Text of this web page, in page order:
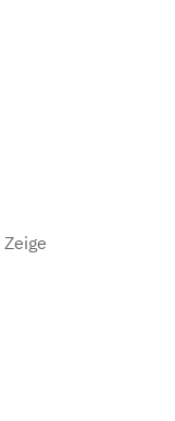
Zeige